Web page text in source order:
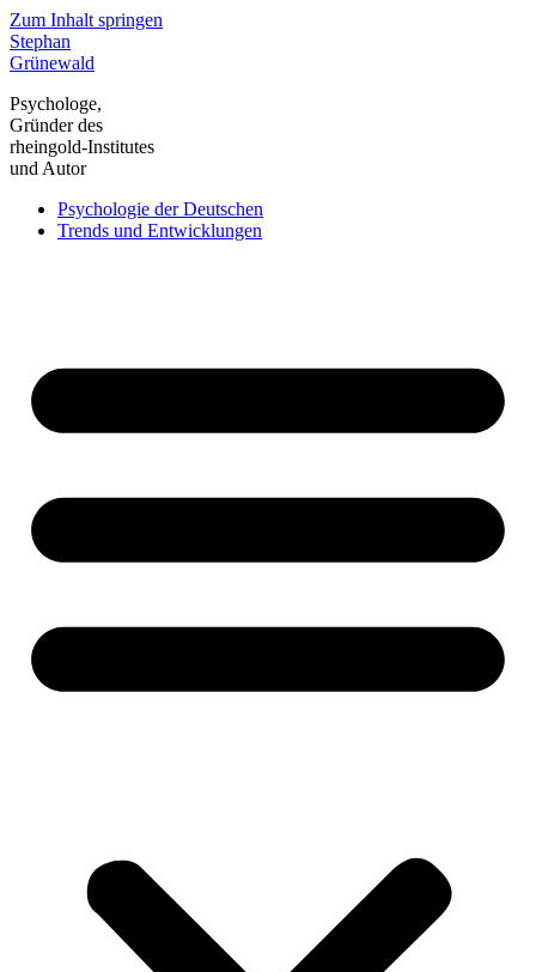
Zum Inhalt springen
Stephan
Grünewald
Psychologe,
Gründer des
rheingold-Institutes
und Autor
Psychologie der Deutschen
Trends und Entwicklungen